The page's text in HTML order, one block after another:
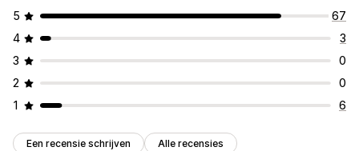
5
67
4
3
3
0
2
0
1
6
Een recensie schrijven Alle recensies